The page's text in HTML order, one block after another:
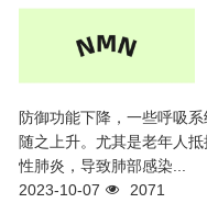
防御功能下降，一些呼吸
随之上升。尤其是老年人
性肺炎，导致肺部感染...
2023-10-07
2071